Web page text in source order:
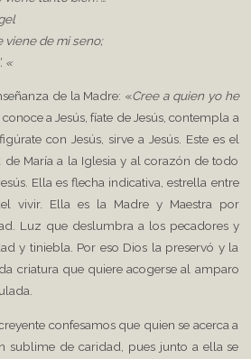
viene de mi seno;
«
de la Madre: «Cree a quien yo he
conoce a Jesús, fíate de Jesús, contempla a
con Jesús, sirve a Jesús. Este es el
María a la Iglesia y al corazón de todo
Ella es flecha indicativa, estrella entre
vivir. Ella es la Madre y Maestra por
Luz que deslumbra a los pecadores y
y tiniebla. Por eso Dios la preservó y la
criatura que quiere acogerse al amparo
confesamos que quien se acerca a
sublime de caridad, pues junto a ella se